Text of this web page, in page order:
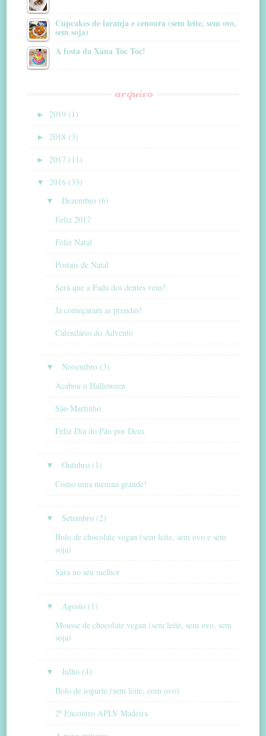
Cupcakes de laranja e cenoura (sem leite, sem ovo,
sem soja)
A festa da Xana Toc Toc!
arquivo
► 2019 (1)
► 2018 (3)
► 2017 (11)
▼ 2016 (33)
▼
Dezembro (6)
Feliz 2017
Feliz Natal
Postais de Natal
Será que a Fada dos dentes vem?
Já começaram as prendas!
Calendário do Advento
▼
Novembro (3)
Acabou o Halloween
São Martinho
Feliz Dia do Pão por Deus
▼
Outubro (1)
Como uma menina grande!
▼
Setembro (2)
Bolo de chocolate vegan (sem leite, sem ovo e sem
soja)
Sara no seu melhor
▼
Agosto (1)
Mousse de chocolate vegan (sem leite, sem ovo, sem
soja)
▼
Julho (4)
Bolo de iogurte (sem leite, com ovo)
2º Encontro APLV Madeira